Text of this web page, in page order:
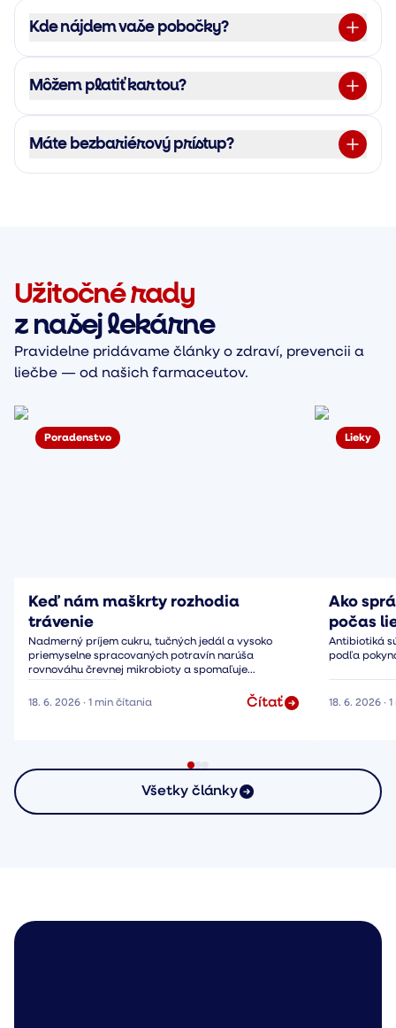
Kde nájdem vaše pobočky?
Môžem platiť kartou?
Máte bezbariérový prístup?
Užitočné rady
z našej lekárne
Pravidelne pridávame články o zdraví, prevencii a
liečbe — od našich farmaceutov.
Poradenstvo
Keď nám maškrty rozhodia
trávenie
Nadmerný príjem cukru, tučných jedál a vysoko
priemyselne spracovaných potravín narúša
rovnováhu črevnej mikrobioty a spomaľuje
18. 6. 2026 · 1 min čítania Čítať
Lieky
Ako
počas
Antibiotiká
podľa
18. 6. 2026 · 1
Všetky články